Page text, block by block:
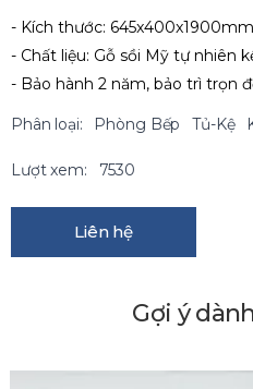
- Kích thước: 645x400x1900mm
- Chất liệu: Gỗ sồi Mỹ tự nhiên
- Bảo hành 2 năm, bảo trì trọn
Phân loại: Phòng Bếp Tủ-Kệ
Lượt xem: 7530
Liên hệ
Gợi ý